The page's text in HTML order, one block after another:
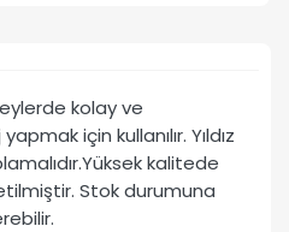
kolay ve
için kullanılır. Yıldız
kalitede
Stok durumuna